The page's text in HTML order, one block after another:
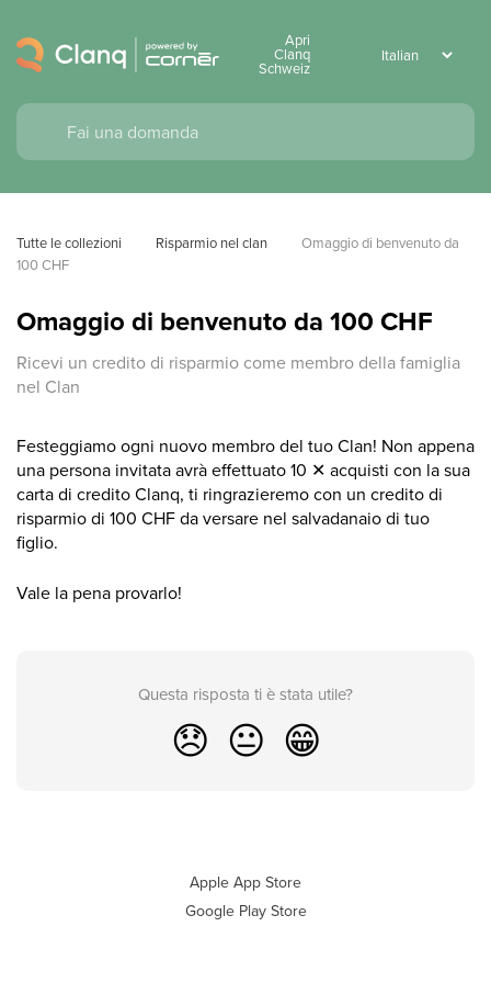
Apri
Clanq
Schweiz
Tutte le collezioni Risparmio nel clan
Omaggio di benvenuto da
100 CHF
Omaggio di benvenuto da 100 CHF
Ricevi un credito di risparmio come membro della famiglia
nel Clan
Festeggiamo ogni nuovo membro del tuo Clan! Non appena
una persona invitata avrà effettuato 10 ✕ acquisti con la sua
carta di credito Clanq, ti ringrazieremo con un credito di
risparmio di 100 CHF da versare nel salvadanaio di tuo
figlio.
Vale la pena provarlo!
Questa risposta ti è stata utile?
😞 😐 😁
Apple App Store
Google Play Store